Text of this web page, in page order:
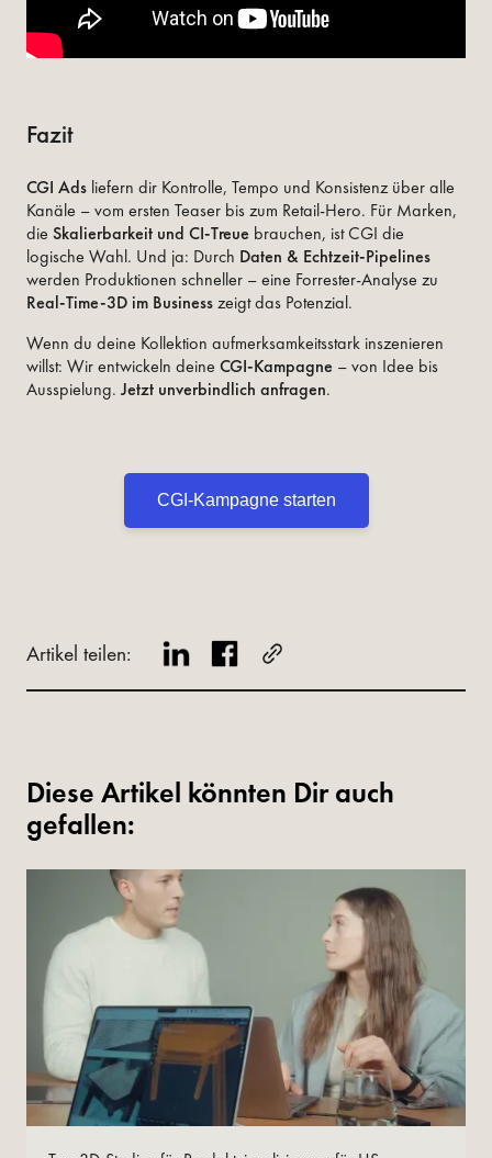
Fazit
CGI Ads liefern dir Kontrolle, Tempo und Konsistenz über alle
Kanäle – vom ersten Teaser bis zum Retail-Hero. Für Marken,
die Skalierbarkeit und CI-Treue brauchen, ist CGI die
logische Wahl. Und ja: Durch Daten & Echtzeit-Pipelines
werden Produktionen schneller – eine Forrester-Analyse zu
Real-Time-3D im Businesszeigt das Potenzial.
Wenn du deine Kollektion aufmerksamkeitsstark inszenieren
willst: Wir entwickeln deine CGI-Kampagne – von Idee bis
Ausspielung. Jetzt unverbindlich anfragen.
CGI-Kampagne starten
Artikel teilen:
Diese Artikel könnten Dir auch
gefallen: